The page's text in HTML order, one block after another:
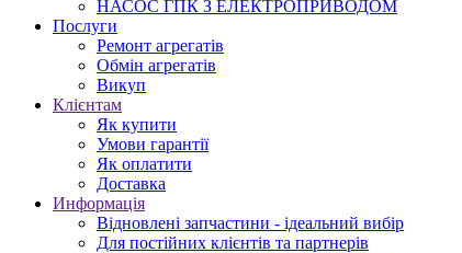
НАСОС ГПК З ЕЛЕКТРОПРИВОДОМ
Послуги
Ремонт агрегатів
Обмін агрегатів
Викуп
Клієнтам
Як купити
Умови гарантії
Як оплатити
Доставка
Информація
Відновлені запчастини - ідеальний вибір
Для постійних клієнтів та партнерів